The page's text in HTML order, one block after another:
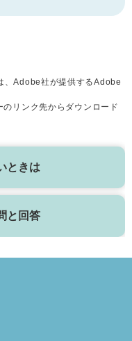
、Adobe社が提供するAdobe
リンク先からダウンロード
ときは
と回答